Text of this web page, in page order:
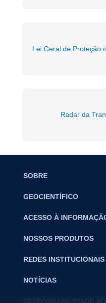
Lei Geral de Proteção
Radar da
SOBRE
GEOCIENTÍFICO
ACESSO À
NOSSOS PRODUTOS
REDES INSTITUCIONAIS
NOTÍCIAS